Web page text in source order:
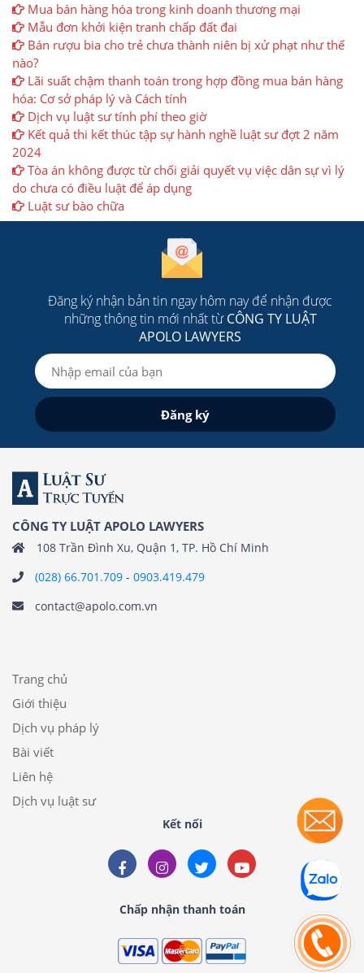
Mua bán hàng hóa trong kinh doanh thương mại
Mẫu đơn khởi kiện tranh chấp đất đai
Bán rượu bia cho trẻ chưa thành niên bị xử phạt như thế
nào?
Lãi suất chậm thanh toán trong hợp đồng mua bán hàng
hóa: Cơ sở pháp lý và Cách tính
Dịch vụ luật sư tính phí theo giờ
Kết quả thi kết thúc tập sự hành nghề luật sư đợt 2 năm
2024
Tòa án không được từ chối giải quyết vụ việc dân sự vì lý
do chưa có điều luật để áp dụng
Luật sư bào chữa
Đăng ký nhận bản tin ngay hôm nay để nhận được
những thông tin mới nhất từCÔNG TY LUẬT
APOLO LAWYERS
CÔNG TY LUẬT APOLO LAWYERS
108 Trần Đình Xu, Quận 1, TP. Hồ Chí Minh
(028) 66.701.709 - 0903.419.479
contact@apolo.com.vn
Trang chủ
Giới thiệu
Dịch vụ pháp lý
Bài viết
Liên hệ
Dịch vụ luật sư
Kết nối
Chấp nhận thanh toán